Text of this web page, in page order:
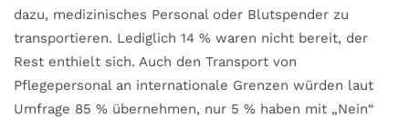
dazu, medizinisches Personal oder Blutspender zu
transportieren. Lediglich 14 % waren nicht bereit, der
Rest enthielt sich. Auch den Transport von
Pflegepersonal an internationale Grenzen würden laut
Umfrage 85 % übernehmen, nur 5 % haben mit „Nein“